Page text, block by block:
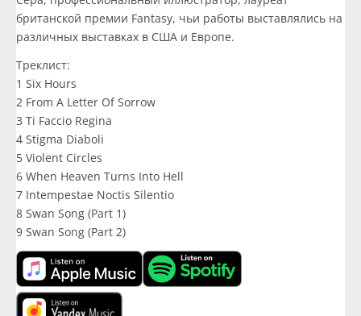
британской премии Fantasy, чьи работы выставлялись на
различных выставках в США и Европе.
Треклист:
1 Six Hours
2 From A Letter Of Sorrow
3 Ti Faccio Regina
4 Stigma Diaboli
5 Violent Circles
6 When Heaven Turns Into Hell
7 Intempestae Noctis Silentio
8 Swan Song (Part 1)
9 Swan Song (Part 2)